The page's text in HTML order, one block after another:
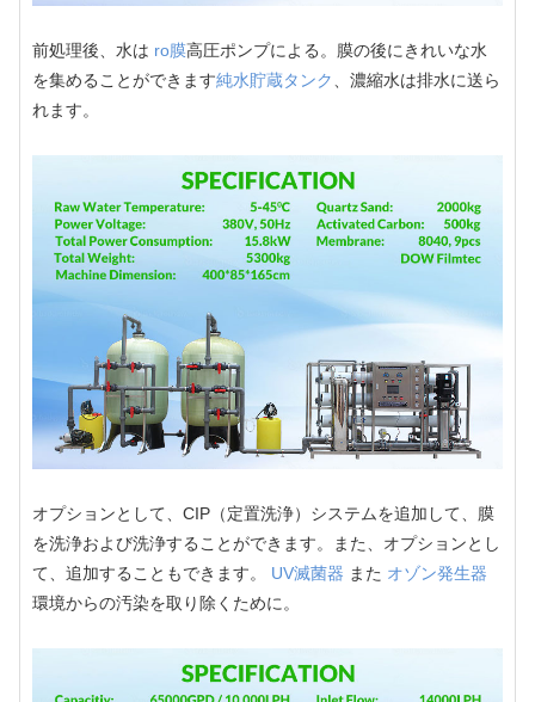
前処理後、水は ro膜高圧ポンプによる。膜の後にきれいな水
を集めることができます純水貯蔵タンク
、濃縮水は排水に送ら
れます。
オプションとして、CIP（定置洗浄）システムを追加して、膜
を洗浄および洗浄することができます。また、オプションとし
て、追加することもできます。 UV滅菌器 また オゾン発生器
環境からの汚染を取り除くために。